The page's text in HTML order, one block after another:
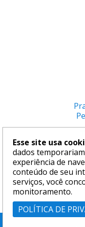
E-mail:
Esse site usa
dados
experiência de
conteúdo de seu
serviços, você
monitoramento.
POLÍTICA DE